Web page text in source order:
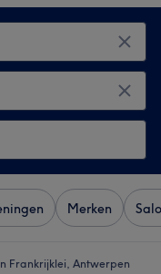
Merken
Frankrijklei, Antwerpen